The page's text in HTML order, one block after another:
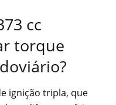
cc
torque
ignição tripla, que